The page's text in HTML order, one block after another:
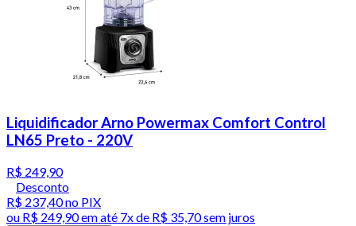
Liquidificador Arno Powermax Comfort Control
LN65 Preto - 220V
R$ 249,90
Desconto
R$ 237,40no PIX
ou R$ 249,90em até 7x de R$ 35,70 sem juros